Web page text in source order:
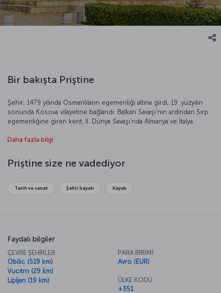
Bir bakışta Priştine
Şehir, 1479 yılında Osmanlıların egemenliği altına girdi, 19. yüzyılın
sonunda Kosova vilayetine bağlandı. Balkan Savaşı’nın ardından Sırp
egemenliğine giren kent, II. Dünya Savaşı’nda Almanya ve İtalya
2008 yılları arasında Birleşmiş Milletler kontrolünde kalan şehir,
Bugün hızlı bir gelişim sürecinde olan kent, Kosova’nın her alanda
merkezi olma özelliği taşıyor.
Daha fazla bilgi
Priştine size ne vadediyor
Tarih ve sanat Şehir hayatı Kayak
Faydalı bilgiler
ÇEVRE ŞEHİRLER
Obilic (519 km)
Vucitrn (29 km)
Lipljan (19 km)
PARA BİRİMİ
Avro (EUR)
ÜLKE KODU
+351